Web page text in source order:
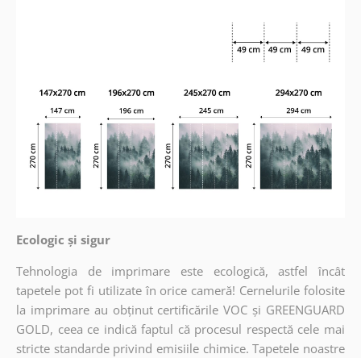
Ecologic și sigur
Tehnologia de imprimare este ecologică, astfel încât
tapetele pot fi utilizate în orice cameră! Cernelurile folosite
la imprimare au obținut certificările VOC și GREENGUARD
GOLD, ceea ce indică faptul că procesul respectă cele mai
stricte standarde privind emisiile chimice. Tapetele noastre